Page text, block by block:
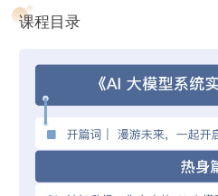
把 Langchain 和 AutoGPT 当成
求。
……
那么事实究竟是怎样的？还需要
统的整体认识，尤其是当下正在
型。为此，我们邀请了 Tyler 老
课程目录